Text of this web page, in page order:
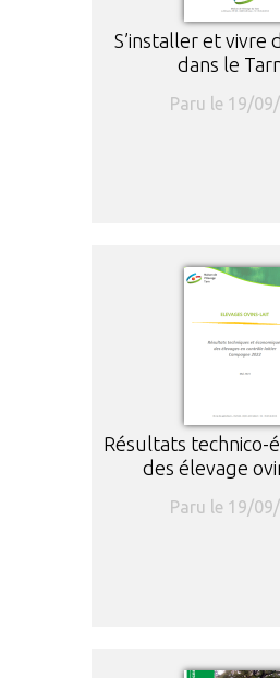
S’installer et vivre
dans le
Paru le 19/
Résultats technico-
des élevage
Paru le 19/